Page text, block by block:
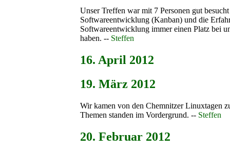
Unser Treffen war mit 7 Personen gut
Softwareentwicklung (Kanban) und die
Softwareentwicklung immer einen Platz bei
haben. -- Steffen
16. April 2012
19. März 2012
Wir kamen von den Chemnitzer Linuxtagen
Themen standen im Vordergrund. -- Steffen
20. Februar 2012